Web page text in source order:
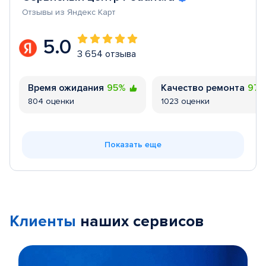
Отзывы из Яндекс Карт
5.0 3 654 отзыва
Время ожидания 95%
804 оценки
Качество ремонта
1023 оценки
Показать еще
Клиенты наших сервисов